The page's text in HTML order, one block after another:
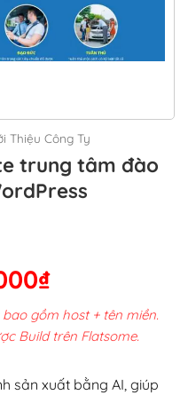
Thiệu Công Ty
trung tâm đào
₫Giá
hiện
tại
200,000₫.
gồm host + tên miền.
Build trên Flatsome.
sản xuất bằng AI, giúp